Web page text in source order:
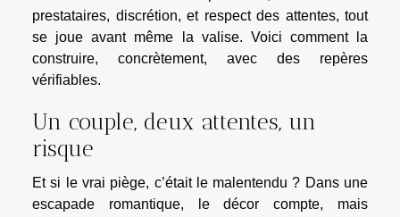
prestataires, discrétion, et respect des attentes, tout
se joue avant même la valise. Voici comment la
construire, concrètement, avec des repères
vérifiables.
Un couple, deux attentes, un
risque
Et si le vrai piège, c’était le malentendu ? Dans une
escapade romantique, le décor compte, mais